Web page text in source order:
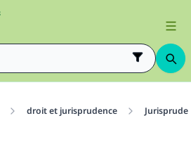
droit et jurisprudence